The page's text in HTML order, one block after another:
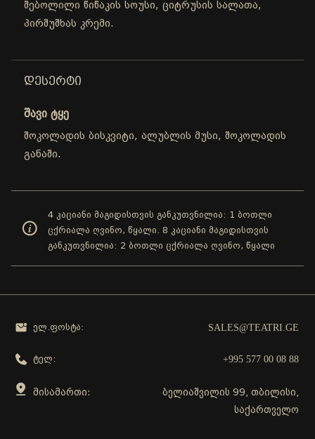
შებოლილი წიწაკის სოუსი, ციტრუსის სალათა,
პირშუშხას კრემი.
ᲓᲔᲡᲔᲠᲢᲘ
შავი ტყე
შოკოლადის ბისკვიტი, ალუბლის მუსი, შოკოლადის
განაში.
4 კაციანი მაგიდისთვის განკუთვნილია: 1 ბოთლი
ცქრიალა ღვინო, წყალი. 8 კაციანი მაგიდისთვის
განკუთვნილია: 2 ბოთლი ცქრიალა ღვინო, წყალი
ელ.ფოსტა: SALES@TEATRI.GE
ტელ: +995 577 00 08 88
მისამართი:
ბელიაშვილის 99, თბილისი,
საქართველო